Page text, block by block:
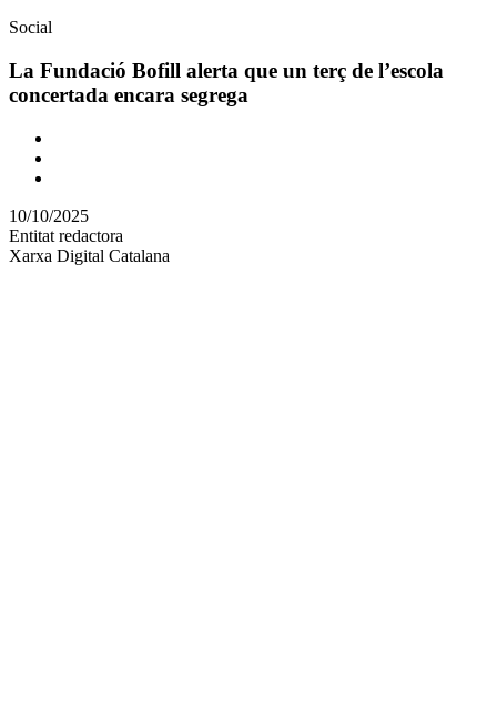
Àmbit
la
Social
La Fundació Bofill alerta que un terç de l’escola
concertada encara segrega
Comparteix
altres
xarxes
socials
10/10/2025
Entitat redactora
Xarxa Digital Catalana